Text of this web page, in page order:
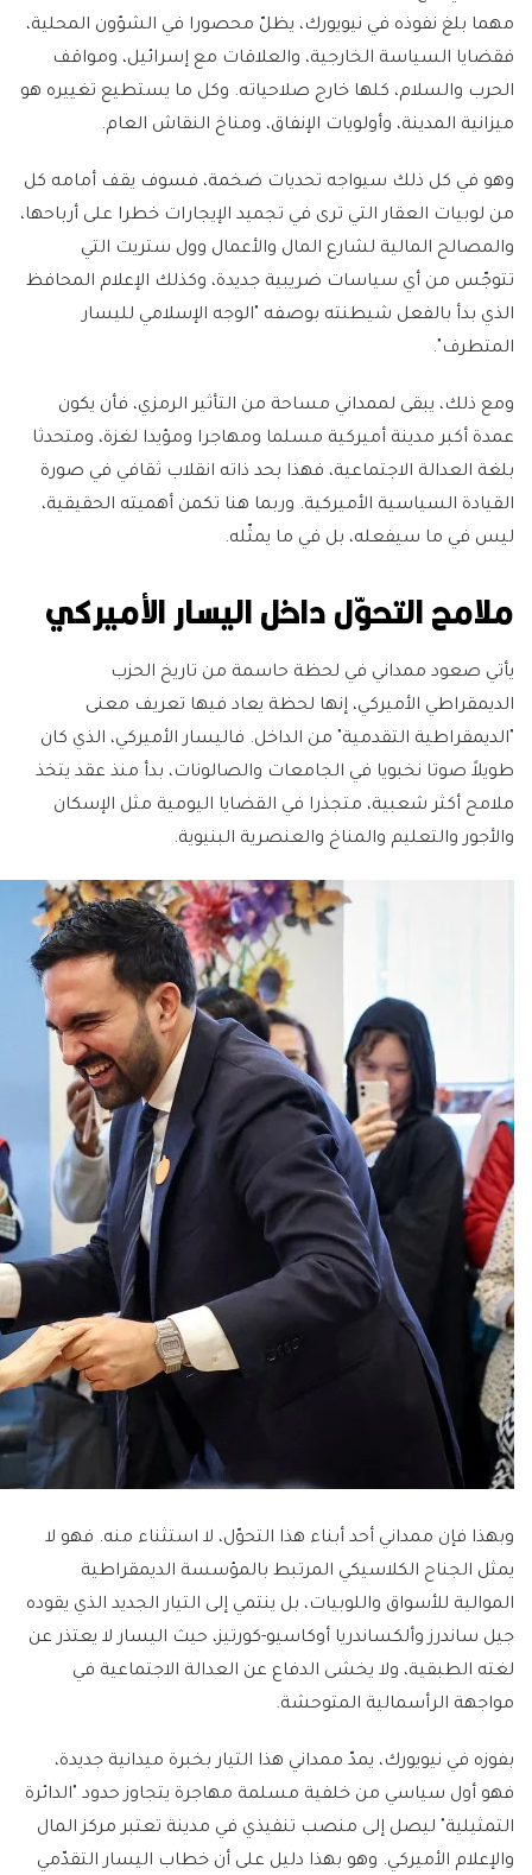
مهما بلغ نفوذه في نيويورك، يظلّ محصورا في الشؤون المحلية،
فقضايا السياسة الخارجية، والعلاقات مع إسرائيل، ومواقف
الحرب والسلام، كلها خارج صلاحياته. وكل ما يستطيع تغييره هو
ميزانية المدينة، وأولويات الإنفاق، ومناخ النقاش العام.
وهو في كل ذلك سيواجه تحديات ضخمة، فسوف يقف أمامه كل
من لوبيات العقار التي ترى في تجميد الإيجارات خطرا على أرباحها،
والمصالح المالية لشارع المال والأعمال وول ستريت التي
تتوجّس من أي سياسات ضريبية جديدة، وكذلك الإعلام المحافظ
الذي بدأ بالفعل شيطنته بوصفه "الوجه الإسلامي لليسار
المتطرف".
ومع ذلك، يبقى لممداني مساحة من التأثير الرمزي، فأن يكون
عمدة أكبر مدينة أميركية مسلما ومهاجرا ومؤيدا لغزة، ومتحدثا
بلغة العدالة الاجتماعية، فهذا بحد ذاته انقلاب ثقافي في صورة
القيادة السياسية الأميركية. وربما هنا تكمن أهميته الحقيقية،
ليس في ما سيفعله، بل في ما يمثّله.
ملامح التحوّل داخل اليسار الأميركي
يأتي صعود ممداني في لحظة حاسمة من تاريخ الحزب
الديمقراطي الأميركي، إنها لحظة يعاد فيها تعريف معنى
"الديمقراطية التقدمية" من الداخل. فاليسار الأميركي، الذي كان
طويلاً صوتا نخبويا في الجامعات والصالونات، بدأ منذ عقد يتخذ
ملامح أكثر شعبية، متجذرا في القضايا اليومية مثل الإسكان
والأجور والتعليم والمناخ والعنصرية البنيوية.
وبهذا فإن ممداني أحد أبناء هذا التحوّل، لا استثناء منه. فهو لا
يمثل الجناح الكلاسيكي المرتبط بالمؤسسة الديمقراطية
الموالية للأسواق واللوبيات، بل ينتمي إلى التيار الجديد الذي يقوده
جيل ساندرز وألكساندريا أوكاسيو-كورتيز، حيث اليسار لا يعتذر عن
لغته الطبقية، ولا يخشى الدفاع عن العدالة الاجتماعية في
مواجهة الرأسمالية المتوحشة.
بفوزه في نيويورك، يمدّ ممداني هذا التيار بخبرة ميدانية جديدة،
فهو أول سياسي من خلفية مسلمة مهاجرة يتجاوز حدود "الدائرة
التمثيلية" ليصل إلى منصب تنفيذي في مدينة تعتبر مركز المال
والإعلام الأميركي. وهو بهذا دليل على أن خطاب اليسار التقدّمي